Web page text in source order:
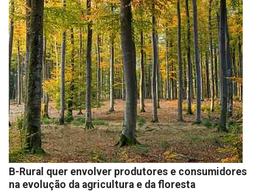
B-Rural quer envolver produtores e consumidores
na evolução da agricultura e da floresta